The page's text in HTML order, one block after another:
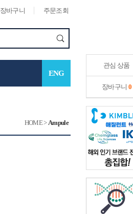
장바구니 주문조회
관심 상품
장바구니 0
ENG
HOME>Ampule